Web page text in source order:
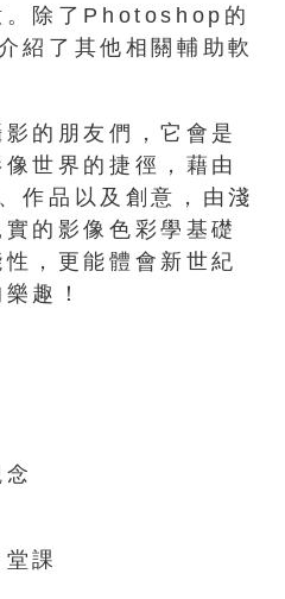
。除了Photoshop的
紹了其他相關輔助軟
的朋友們，它會是
世界的捷徑，藉由
作品以及創意，由淺
的影像色彩學基礎
，更能體會新世紀
趣！
課